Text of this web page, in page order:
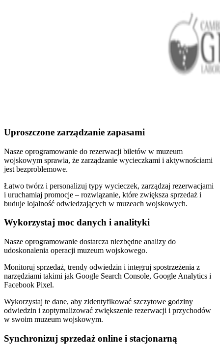
Uproszczone zarządzanie zapasami
Nasze oprogramowanie do rezerwacji biletów w muzeum
wojskowym sprawia, że zarządzanie wycieczkami i aktywnościami
jest bezproblemowe.
Łatwo twórz i personalizuj typy wycieczek, zarządzaj rezerwacjami
i uruchamiaj promocje – rozwiązanie, które zwiększa sprzedaż i
buduje lojalność odwiedzających w muzeach wojskowych.
Wykorzystaj moc danych i analityki
Nasze oprogramowanie dostarcza niezbędne analizy do
udoskonalenia operacji muzeum wojskowego.
Monitoruj sprzedaż, trendy odwiedzin i integruj spostrzeżenia z
narzędziami takimi jak Google Search Console, Google Analytics i
Facebook Pixel.
Wykorzystaj te dane, aby zidentyfikować szczytowe godziny
odwiedzin i zoptymalizować zwiększenie rezerwacji i przychodów
w swoim muzeum wojskowym.
Synchronizuj sprzedaż online i stacjonarną